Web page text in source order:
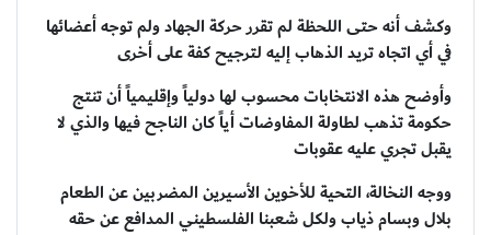
وكشف أنه حتى اللحظة لم تقرر حركة الجهاد ولم توجه أعضائها
في أي اتجاه تريد الذهاب إليه لترجيح كفة على أخرى
وأوضح هذه الانتخابات محسوب لها دولياً وإقليمياً أن تنتج
حكومة تذهب لطاولة المفاوضات أياً كان الناجح فيها والذي لا
يقبل تجري عليه عقوبات
ووجه النخالة، التحية للأخوين الأسيرين المضربين عن الطعام
بلال وبسام ذياب ولكل شعبنا الفلسطيني المدافع عن حقه